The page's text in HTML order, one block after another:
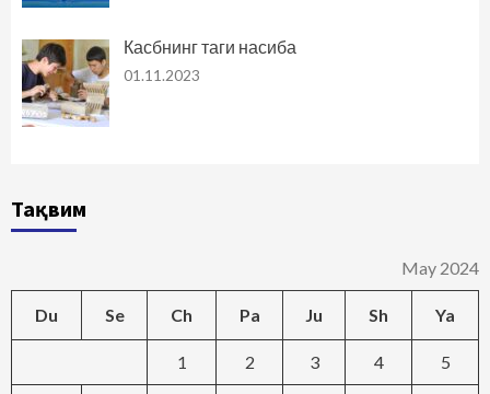
Касбнинг таги насиба
01.11.2023
Тақвим
May 2024
Du Se Ch Pa Ju Sh Ya
1 2 3 4 5